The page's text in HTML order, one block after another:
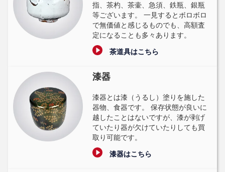
指、茶杓、茶壷、急須、鉄瓶、銀瓶
等ございます。 一見するとボロボロ
で無価値と感じるものでも、高額査
定になることも多々あります。
茶道具はこちら
漆器
漆器とは漆（うるし）塗りを施した
器物、食器です。 保存状態が良いに
越したことはないですが、漆が剥げ
ていたり器が欠けていたりしても買
取り可能です。
漆器はこちら